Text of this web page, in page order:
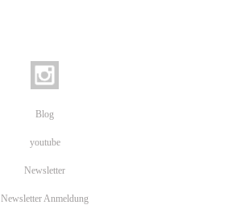
Blog
youtube
Newsletter
Newsletter Anmeldung